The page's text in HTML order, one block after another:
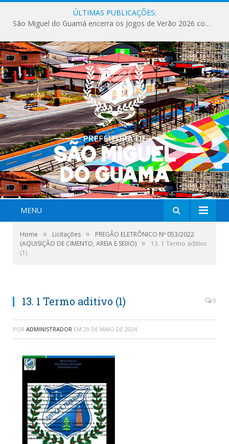
ÚLTIMAS PUBLICAÇÕES:
São Miguel do Guamá encerra os Jogos de Verão 2026 com sucesso de público e competições.
MENU
Home » Licitações »
PREGÃO ELETRÔNICO Nº 053/2022
(AQUISIÇÃO DE CIMENTO, AREIA E SEIXO) »
13. 1 Termo aditivo
(1)
13. 1 Termo aditivo (1) 0
POR ADMINISTRADOR EM 29 DE MAIO DE 2024